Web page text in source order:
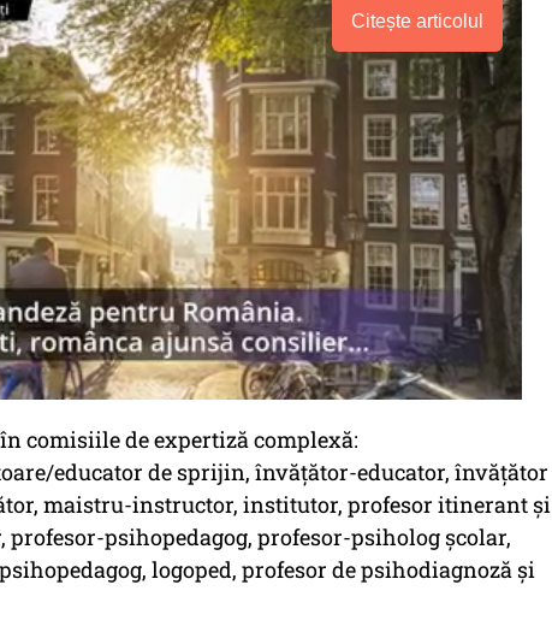
Citește articolul
comisiile de expertiză complexă:
educator de sprijin, învăţător-educator, învăţător
maistru-instructor, institutor, profesor itinerant şi
profesor-psihopedagog, profesor-psiholog şcolar,
logoped, profesor de psihodiagnoză şi